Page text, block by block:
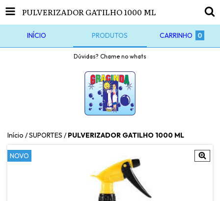
PULVERIZADOR GATILHO 1000 ML
INÍCIO PRODUTOS CARRINHO 0
Dúvidas? Chame no whats
Início /SUPORTES / PULVERIZADOR GATILHO 1000 ML
NOVO